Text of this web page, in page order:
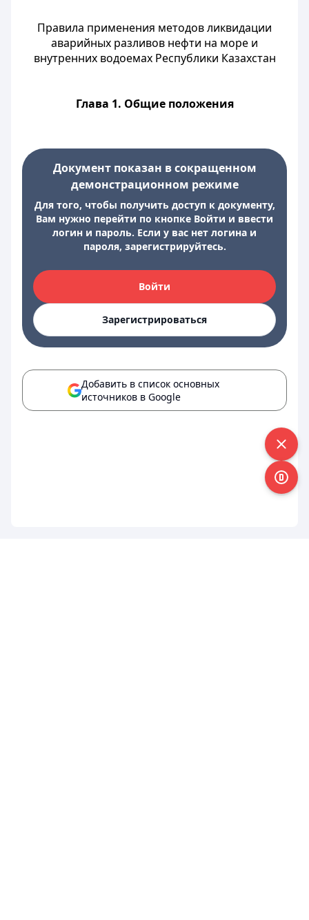
Правила применения методов ликвидации
аварийных разливов нефти на море и
внутренних водоемах Республики Казахстан
Глава 1. Общие положения
Документ показан в сокращенном
демонстрационном режиме
Для того, чтобы получить доступ к документу,
Вам нужно перейти по кнопке Войти и ввести
логин и пароль. Если у вас нет логина и
пароля, зарегистрируйтесь.
Войти
Зарегистрироваться
Добавить в список основных
источников в Google